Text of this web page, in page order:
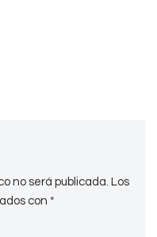
no será publicada. Los
con *